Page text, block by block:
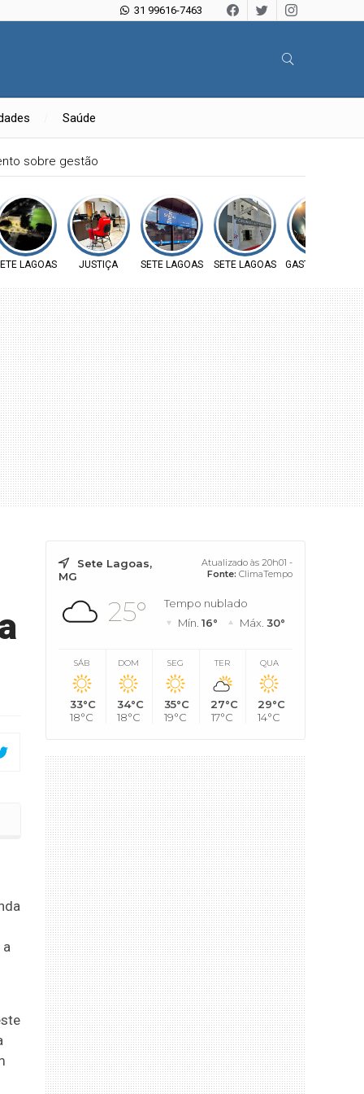
31 99616-7463
Saúde
sobre gestão
LAGOAS JUSTIÇA SETE LAGOAS SETE LAGOAS GASTOS
do Hospital Regional
a
Sete Lagoas,
MG
Atualizado às 20h01 -
Fonte: ClimaTempo
25°
Tempo nublado
Mín. 16° Máx. 30°
SÁB
33°C
18°C
DOM
34°C
18°C
SEG
35°C
19°C
TER
27°C
17°C
QUA
29°C
14°C